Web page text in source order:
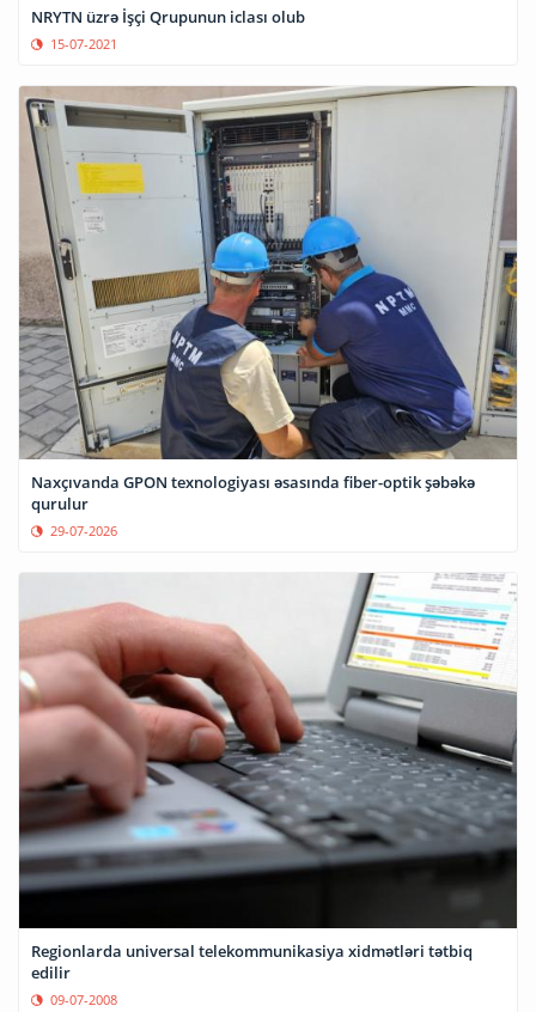
NRYTN üzrə İşçi Qrupunun iclası olub
15-07-2021
Naxçıvanda GPON texnologiyası əsasında fiber-optik şəbəkə
qurulur
29-07-2026
Regionlarda universal telekommunikasiya xidmətləri tətbiq
edilir
09-07-2008